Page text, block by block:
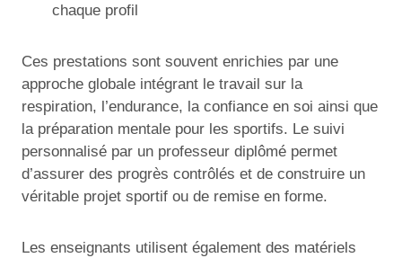
chaque profil
Ces prestations sont souvent enrichies par une
approche globale intégrant le travail sur la
respiration, l’endurance, la confiance en soi ainsi que
la préparation mentale pour les sportifs. Le suivi
personnalisé par un professeur diplômé permet
d’assurer des progrès contrôlés et de construire un
véritable projet sportif ou de remise en forme.
Les enseignants utilisent également des matériels